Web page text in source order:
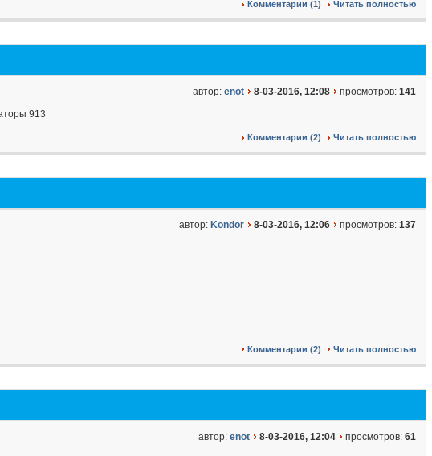
Комментарии (1) Читать полностью
автор: enot 8-03-2016, 12:08 просмотров: 141
Комментарии (2) Читать полностью
автор: Kondor 8-03-2016, 12:06 просмотров: 137
Комментарии (2) Читать полностью
автор: enot 8-03-2016, 12:04 просмотров: 61